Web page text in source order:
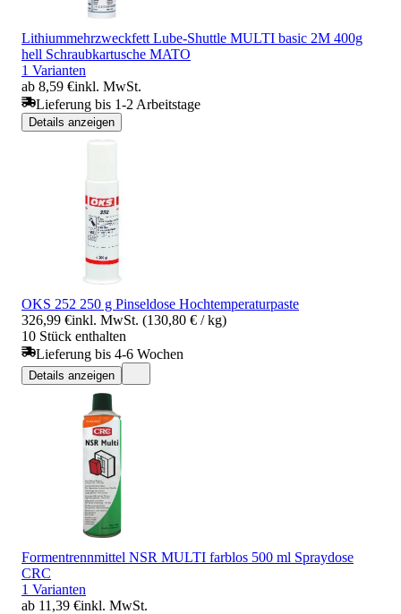
Lithiummehrzweckfett Lube-Shuttle MULTI basic 2M 400g
hell Schraubkartusche MATO
1 Varianten
ab 8,59 €inkl. MwSt.
Lieferung bis 1-2 Arbeitstage
Details anzeigen
OKS 252 250 g Pinseldose Hochtemperaturpaste
326,99 €inkl. MwSt. (130,80 € / kg)
10 Stück enthalten
Lieferung bis 4-6 Wochen
Details anzeigen
Formentrennmittel NSR MULTI farblos 500 ml Spraydose
CRC
1 Varianten
ab 11,39 €inkl. MwSt.